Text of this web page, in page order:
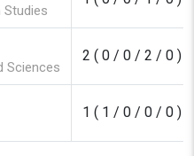
Sciences
2 ( 0 / 0 / 2 / 0 )
1 ( 1 / 0 / 0 / 0 )